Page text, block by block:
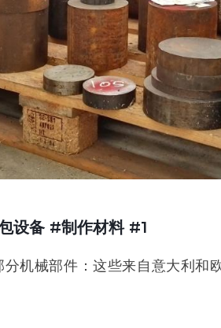
设备 #制作材料 #1
机械部件：这些来自意大利和